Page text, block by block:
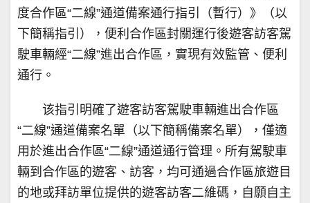
度合作區“二線”通道備案通行指引（暫行）》（以
下簡稱指引），便利合作區封關運行後遊客訪客駕
駛車輛經“二線”進出合作區，實現有效監管、便利
通行。
该指引明確了遊客訪客駕駛車輛進出合作區
“二線”通道備案名單（以下簡稱備案名單），僅適
用於進出合作區“二線”通道通行管理。所有駕駛車
輛到合作區的遊客、訪客，均可通過合作區旅遊目
的地或拜訪單位提供的遊客訪客二維碼，自願自主